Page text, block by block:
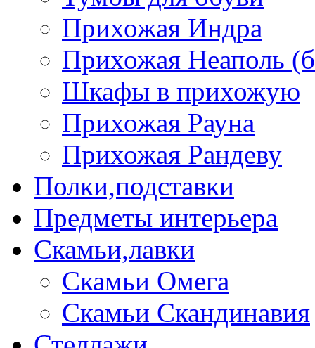
Прихожая Индра
Прихожая Неаполь
Шкафы в прихожую
Прихожая Рауна
Прихожая Рандеву
Полки,подставки
Предметы интерьера
Скамьи,лавки
Скамьи Омега
Скамьи Скандинавия